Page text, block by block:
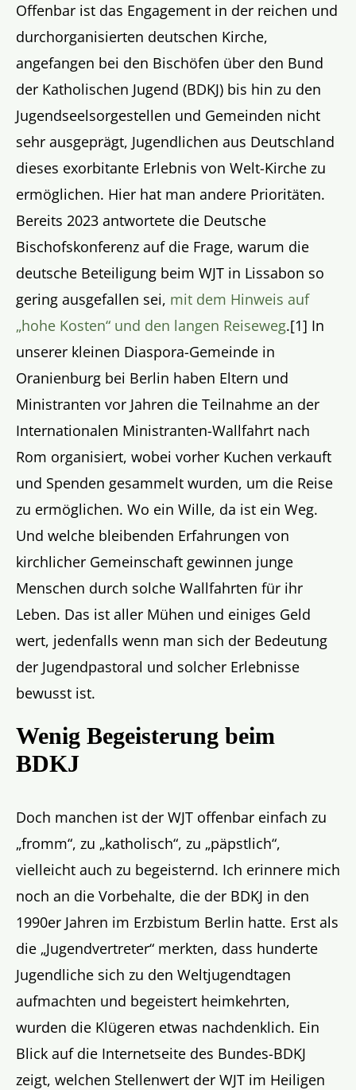
Offenbar ist das Engagement in der reichen und
durchorganisierten deutschen Kirche,
angefangen bei den Bischöfen über den Bund
der Katholischen Jugend (BDKJ) bis hin zu den
Jugendseelsorgestellen und Gemeinden nicht
sehr ausgeprägt, Jugendlichen aus Deutschland
dieses exorbitante Erlebnis von Welt-Kirche zu
ermöglichen. Hier hat man andere Prioritäten.
Bereits 2023 antwortete die Deutsche
Bischofskonferenz auf die Frage, warum die
deutsche Beteiligung beim WJT in Lissabon so
gering ausgefallen sei, mit dem Hinweis auf
„hohe Kosten“ und den langen Reiseweg.[1] In
unserer kleinen Diaspora-Gemeinde in
Oranienburg bei Berlin haben Eltern und
Ministranten vor Jahren die Teilnahme an der
Internationalen Ministranten-Wallfahrt nach
Rom organisiert, wobei vorher Kuchen verkauft
und Spenden gesammelt wurden, um die Reise
zu ermöglichen. Wo ein Wille, da ist ein Weg.
Und welche bleibenden Erfahrungen von
kirchlicher Gemeinschaft gewinnen junge
Menschen durch solche Wallfahrten für ihr
Leben. Das ist aller Mühen und einiges Geld
wert, jedenfalls wenn man sich der Bedeutung
der Jugendpastoral und solcher Erlebnisse
bewusst ist.
Wenig Begeisterung beim
BDKJ
Doch manchen ist der WJT offenbar einfach zu
„fromm“, zu „katholisch“, zu „päpstlich“,
vielleicht auch zu begeisternd. Ich erinnere mich
noch an die Vorbehalte, die der BDKJ in den
1990er Jahren im Erzbistum Berlin hatte. Erst als
die „Jugendvertreter“ merkten, dass hunderte
Jugendliche sich zu den Weltjugendtagen
aufmachten und begeistert heimkehrten,
wurden die Klügeren etwas nachdenklich. Ein
Blick auf die Internetseite des Bundes-BDKJ
zeigt, welchen Stellenwert der WJT im Heiligen